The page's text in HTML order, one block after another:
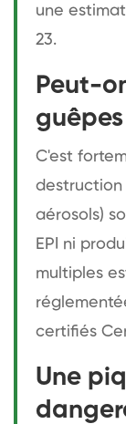
une
23.
Peut-
C'est
destruction
aérosols)
EPI ni
multiples
certifiés
Une